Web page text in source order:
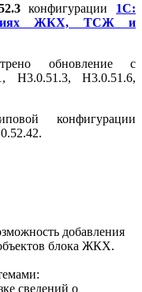
конфигурации 1С:
ЖКХ, ТСЖ и
обновление с
Н3.0.51.3, Н3.0.51.6,
конфигурации
добавления
блока ЖКХ.
сведений о